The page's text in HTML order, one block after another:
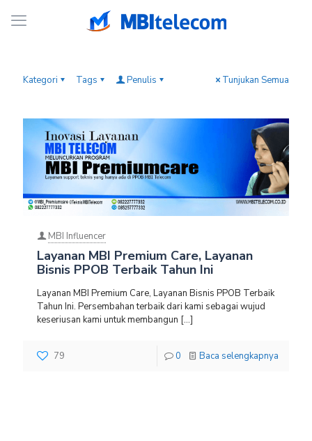
Kategori Tags Penulis Tunjukan Semua
MBI Influencer
Layanan MBI Premium Care, Layanan
Bisnis PPOB Terbaik Tahun Ini
Layanan MBI Premium Care, Layanan Bisnis PPOB Terbaik
Tahun Ini. Persembahan terbaik dari kami sebagai wujud
keseriusan kami untuk membangun […]
79 0 Baca selengkapnya